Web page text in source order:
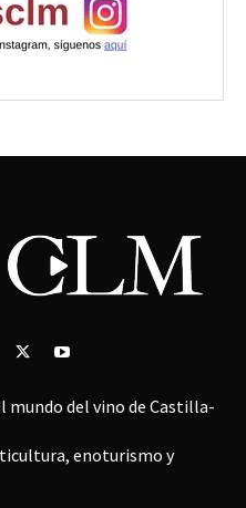
del vino de Castilla-
enoturismo y